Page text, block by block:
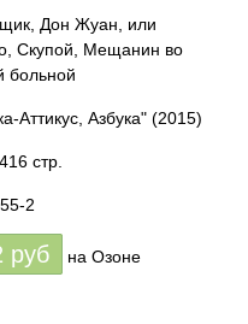
Дон Жуан, или
Скупой, Мещанин во
больной
Аттикус, Азбука" (2015)
стр.
2
руб на Озоне